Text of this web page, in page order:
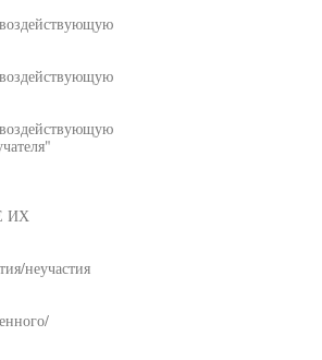
ИХ
неучастия